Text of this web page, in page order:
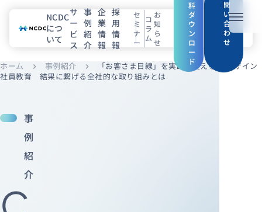
メニュ
NCDCについて
サービス
事例紹介
採用情報
セミナー
NCDC
につ
いて
サ
ー
ビ
ス
事
例
紹
介
企
業
情
報
採
用
情
報
セ
ミ
ナ
ー
コ
ラ
ム
お
知
ら
せ
料
ダ
ウ
ン
ロ
ー
ド
問
い
合
わ
せ
ホーム chevron_right 事例紹介 chevron_right
「お客さま目線」を実践に変えるUXデザイン
社員教育 結果に繋げる全社的な取り組みとは
事
例
紹
介